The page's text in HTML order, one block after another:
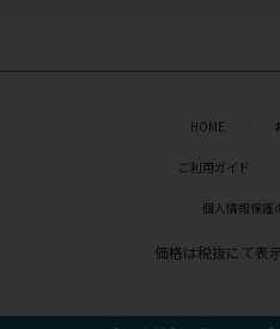
HOME
ご利用ガイド
個人情報保護
価格は税抜にて表